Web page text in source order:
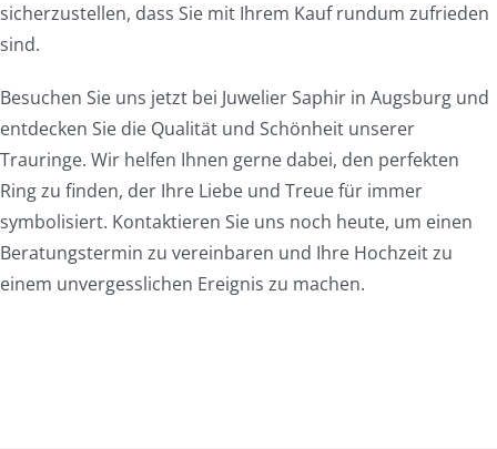
sicherzustellen, dass Sie mit Ihrem Kauf rundum zufrieden
sind.
Besuchen Sie uns jetzt bei Juwelier Saphir in Augsburg und
entdecken Sie die Qualität und Schönheit unserer
Trauringe. Wir helfen Ihnen gerne dabei, den perfekten
Ring zu finden, der Ihre Liebe und Treue für immer
symbolisiert. Kontaktieren Sie uns noch heute, um einen
Beratungstermin zu vereinbaren und Ihre Hochzeit zu
einem unvergesslichen Ereignis zu machen.